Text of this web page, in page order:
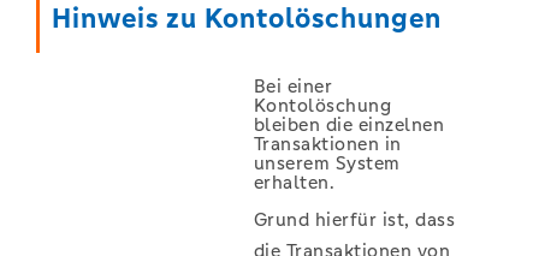
Hinweis zu Kontolöschungen
Bei einer
Kontolöschung
bleiben die einzelnen
Transaktionen in
unserem System
erhalten.
Grund hierfür ist, dass
die Transaktionen von